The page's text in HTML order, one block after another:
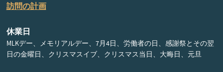
訪問の計画
休業日
MLKデー、メモリアルデー、7月4日、労働者の日、感謝祭とその翌
日の金曜日、クリスマスイブ、クリスマス当日、大晦日、元旦